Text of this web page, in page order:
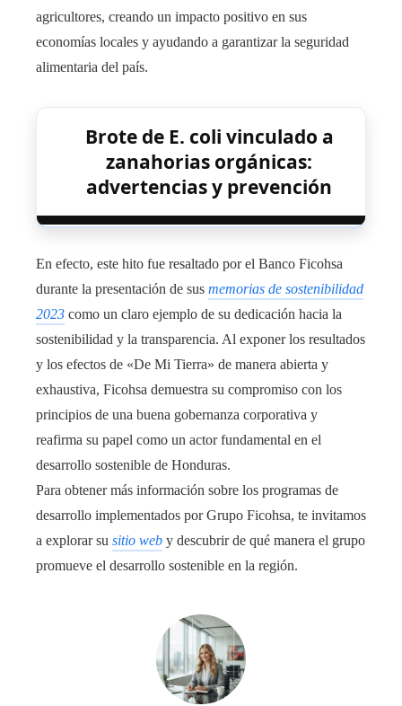
agricultores, creando un impacto positivo en sus
economías locales y ayudando a garantizar la seguridad
alimentaria del país.
Brote de E. coli vinculado a
zanahorias orgánicas:
advertencias y prevención
En efecto, este hito fue resaltado por el Banco Ficohsa
durante la presentación de sus memorias de sostenibilidad
2023 como un claro ejemplo de su dedicación hacia la
sostenibilidad y la transparencia. Al exponer los resultados
y los efectos de «De Mi Tierra» de manera abierta y
exhaustiva, Ficohsa demuestra su compromiso con los
principios de una buena gobernanza corporativa y
reafirma su papel como un actor fundamental en el
desarrollo sostenible de Honduras.
Para obtener más información sobre los programas de
desarrollo implementados por Grupo Ficohsa, te invitamos
a explorar su sitio web y descubrir de qué manera el grupo
promueve el desarrollo sostenible en la región.